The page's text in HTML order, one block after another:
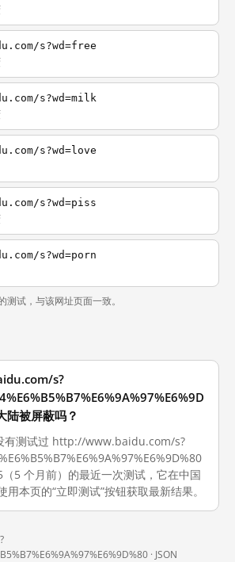
s?wd=free
s?wd=milk
s?wd=love
s?wd=piss
s?wd=porn
试，与该网址页面一致。
s?
陆被屏蔽吗？
有测试过 http://www.baidu.com/s?
5 个月前）的最近一次测试，它在中国
用本页的“立即测试”按钮获取最新结果。
· JSON